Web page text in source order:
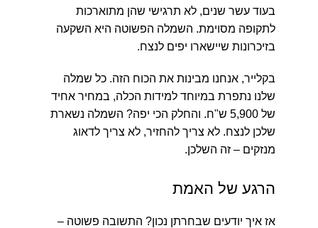
בעוד עשר שנים, לא תרגישי שהן מתוארכות
לתקופה מסוימת. השמלה הפשוטה היא השקעה
בזיכרונות שיישארו יפים לנצח.
בקלייר, אנחנו מבינות את הכוח הזה. כל שמלה
שלנו נתפרת במיוחד למידות הכלה, במחיר אחיד
של 5,900 ש"ח. והחלק הכי יפה? השמלה נשארת
שלכן לנצח. לא צריך להחזיר, לא צריך לדאוג
מנזקים – זה השלכן.
הרגע של האמת
אז איך יודעים שבחרתן נכון? התשובה פשוטה –